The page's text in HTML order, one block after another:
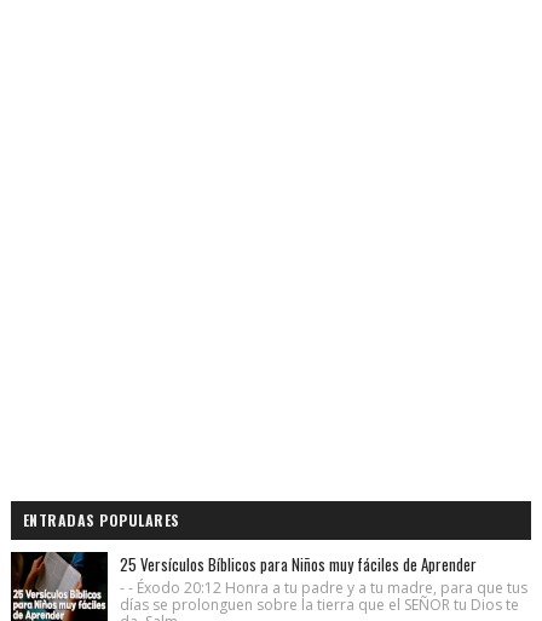
ENTRADAS POPULARES
25 Versículos Bíblicos para Niños muy fáciles de Aprender
- - Éxodo 20:12 Honra a tu padre y a tu madre, para que tus
días se prolonguen sobre la tierra que el SEÑOR tu Dios te